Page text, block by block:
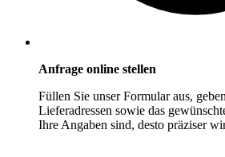
Anfrage online stellen
Füllen Sie unser Formular aus,
Lieferadressen sowie das
Ihre Angaben sind, desto präziser